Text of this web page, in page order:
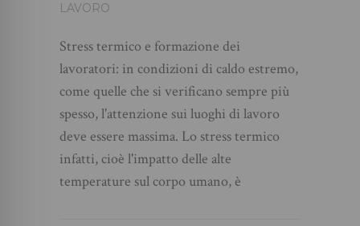
LAVORO
Stress termico e formazione dei
lavoratori: in condizioni di caldo estremo,
come quelle che si verificano sempre più
spesso, l'attenzione sui luoghi di lavoro
deve essere massima. Lo stress termico
infatti, cioè l'impatto delle alte
temperature sul corpo umano, è